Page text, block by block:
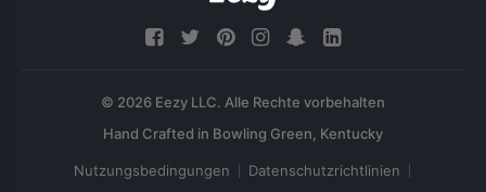
© 2026 Eezy LLC. Alle Rechte vorbehalten
Nutzungsbedingungen Datenschutzrichtlinien